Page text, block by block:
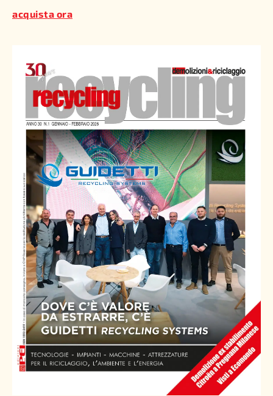
acquista ora